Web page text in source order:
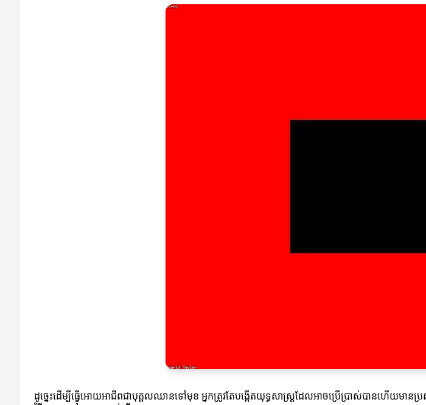
ដូច្នេះដើម្បីធ្វើអោយអាជីពជាបុគ្គលឈានទៅមុខ អ្នកត្រូវតែបង្កើតយុទ្ធសាស្ត្រដែលអាចប្រើប្រាស់បានហើយម